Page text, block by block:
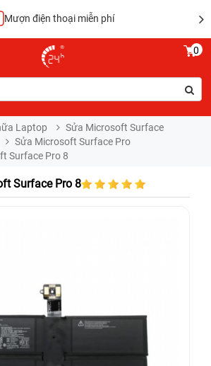
Mượn điện thoại miễn phí
0
Laptop
Sửa Microsoft Surface
Sửa Microsoft Surface Pro
Surface Pro 8
Surface Pro 8